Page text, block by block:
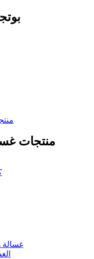
منتجات
غسالة